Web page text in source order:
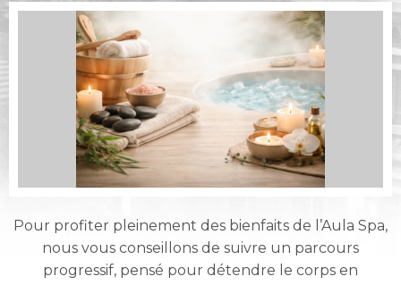
Pour profiter pleinement des bienfaits de l’Aula Spa,
nous vous conseillons de suivre un parcours
progressif, pensé pour détendre le corps en